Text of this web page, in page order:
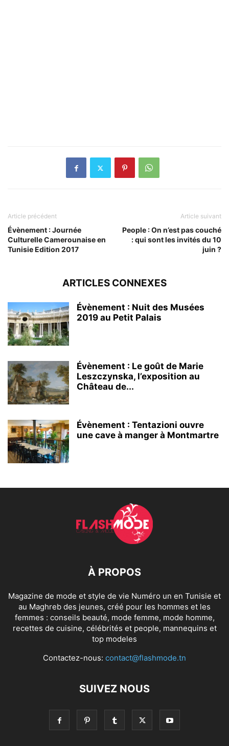
Article précédent
Évènement : Journée
Culturelle Camerounaise en
Tunisie Edition 2017
Article suivant
People : On n’est pas couché
: qui sont les invités du 10
juin ?
ARTICLES CONNEXES
Évènement : Nuit des Musées
2019 au Petit Palais
Évènement : Le goût de Marie
Leszczynska, l’exposition au
Château de...
Évènement : Tentazioni ouvre
une cave à manger à Montmartre
À PROPOS
Magazine de mode et style de vie Numéro un en Tunisie et
au Maghreb des jeunes, créé pour les hommes et les
femmes : conseils beauté, mode femme, mode homme,
recettes de cuisine, célébrités et people, mannequins et
top modeles
Contactez-nous: contact@flashmode.tn
SUIVEZ NOUS